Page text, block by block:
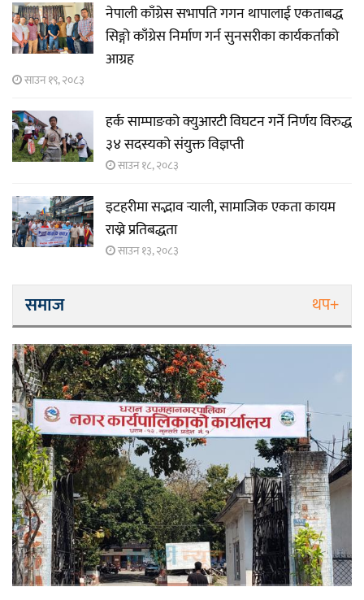
नेपाली काँग्रेस सभापति गगन थापालाई एकताबद्ध
सिङ्गो काँग्रेस निर्माण गर्न सुनसरीका कार्यकर्ताको
आग्रह
साउन १९, २०८३
हर्क साम्पाङको क्युआरटी विघटन गर्ने निर्णय विरुद्ध
३४ सदस्यको संयुक्त विज्ञप्ती
साउन १८, २०८३
इटहरीमा सद्भाव र्‍याली, सामाजिक एकता कायम
राख्ने प्रतिबद्धता
साउन १३, २०८३
समाज थप+